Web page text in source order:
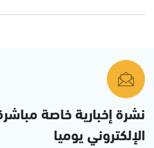
نشرة إخبارية خاصة
الإلكتروني يوميا